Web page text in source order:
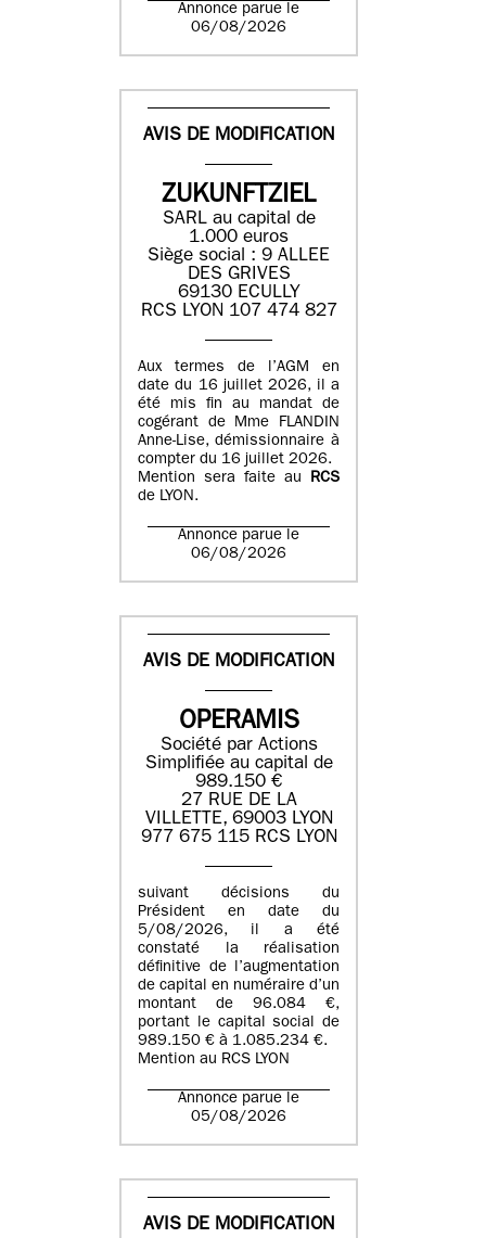
Annonce parue le
06/08/2026
AVIS DE MODIFICATION
ZUKUNFTZIEL
SARL au capital de
1.000 euros
Siège social : 9 ALLEE
DES GRIVES
69130 ECULLY
RCS LYON 107 474 827
Aux termes de l’AGM en
date du 16 juillet 2026, il a
été mis fin au mandat de
cogérant de Mme FLANDIN
Anne-Lise, démissionnaire à
compter du 16 juillet 2026.
Mention sera faite au RCS
de LYON.
Annonce parue le
06/08/2026
AVIS DE MODIFICATION
OPERAMIS
Société par Actions
Simplifiée au capital de
989.150 €
27 RUE DE LA
VILLETTE, 69003 LYON
977 675 115 RCS LYON
suivant décisions du
Président en date du
5/08/2026, il a été
constaté la réalisation
définitive de l’augmentation
de capital en numéraire d’un
montant de 96.084 €,
portant le capital social de
989.150 € à 1.085.234 €.
Mention au RCS LYON
Annonce parue le
05/08/2026
AVIS DE MODIFICATION